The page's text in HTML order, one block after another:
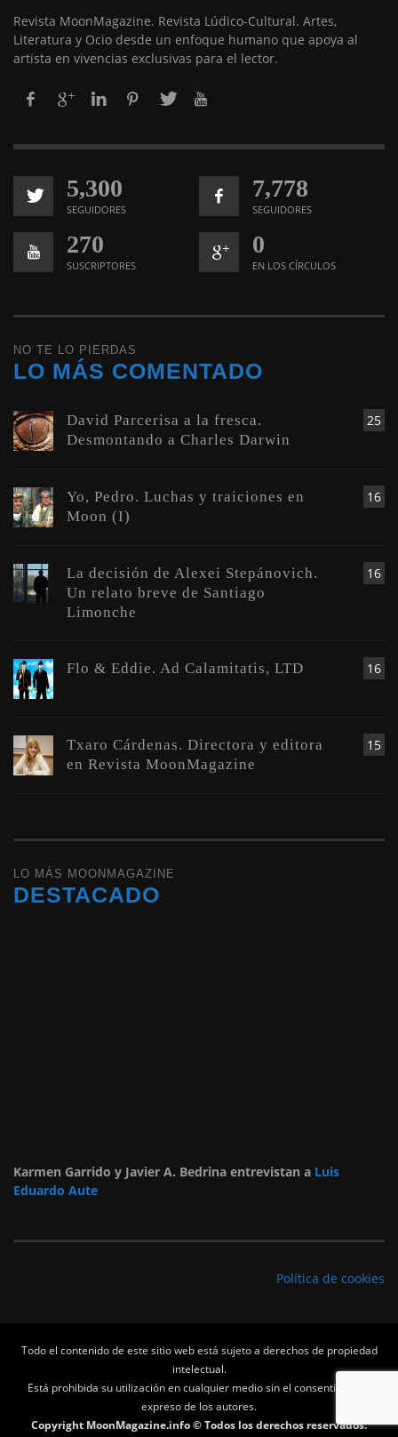
Revista MoonMagazine. Revista Lúdico-Cultural. Artes,
Literatura y Ocio desde un enfoque humano que apoya al
artista en vivencias exclusivas para el lector.
5,300
SEGUIDORES
7,778
SEGUIDORES
270
SUSCRIPTORES
0
EN LOS CÍRCULOS
NO TE LO PIERDAS
LO MÁS COMENTADO
25
David Parcerisa a la fresca.
Desmontando a Charles Darwin
16
Yo, Pedro. Luchas y traiciones en
Moon (I)
16
La decisión de Alexei Stepánovich.
Un relato breve de Santiago
Limonche
16
Flo & Eddie. Ad Calamitatis, LTD
15
Txaro Cárdenas. Directora y editora
en Revista MoonMagazine
LO MÁS MOONMAGAZINE
DESTACADO
Karmen Garrido y Javier A. Bedrina entrevistan a Luis
Eduardo Aute
Política de cookies
Todo el contenido de este sitio web está sujeto a derechos de propiedad
intelectual.
Está prohibida su utilización en cualquier medio sin el consentimiento
expreso de los autores.
Copyright MoonMagazine.info © Todos los derechos reservados.